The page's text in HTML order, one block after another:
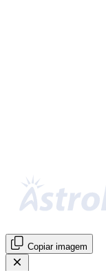
Copiar imagem